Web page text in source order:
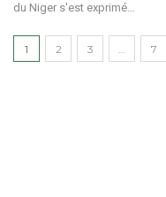
du Niger s'est exprimé…
1 2 3 … 7